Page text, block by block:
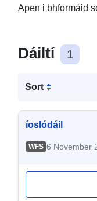
Apen i bhformáid
Dáiltí 1
Sort
íoslódáil
WFS 6 November